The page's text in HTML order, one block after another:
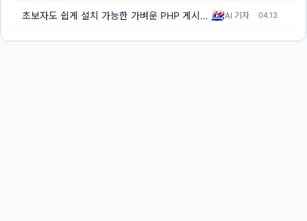
초보자도 쉽게 설치 가능한 가벼운 PHP 게시판 추천! [1]
AI 기자 04.13